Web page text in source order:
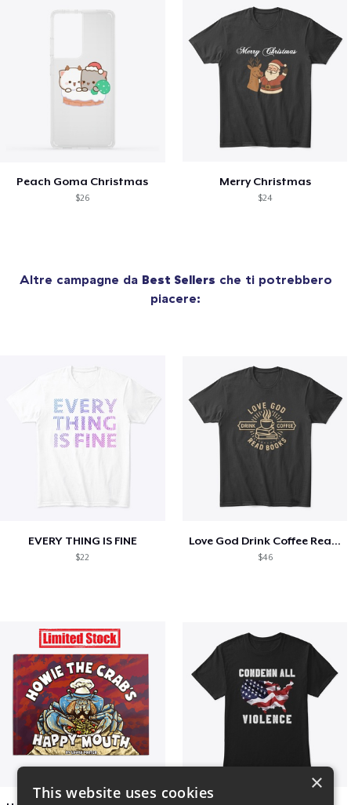
Peach Goma Christmas
$26
Merry Christmas
$24
Altre campagne da Best Sellers che ti potrebbero
piacere:
EVERY THING IS FINE
$22
Love God Drink Coffee Read Books
$46
×
This website uses cookies